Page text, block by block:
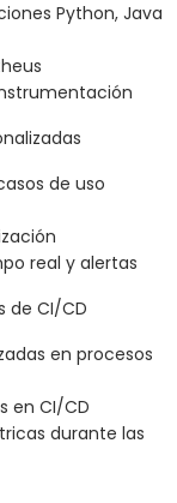
Python, Java
de uso
real y alertas
de CI/CD
en procesos
en CI/CD
durante las